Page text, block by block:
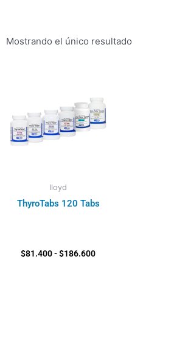
Mostrando el único resultado
lloyd
ThyroTabs 120 Tabs
$81.400-$186.600
precios:
desde
$81.400
hasta